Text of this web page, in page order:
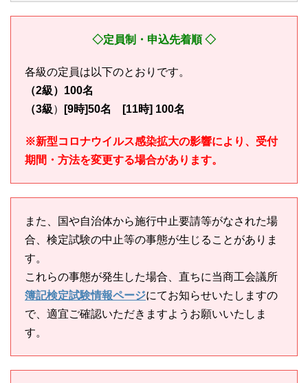
◇定員制・申込先着順 ◇
各級の定員は以下のとおりです。
（2級）100名
（3級） [9時]50名 [11時] 100名
※新型コロナウイルス感染拡大の影響により、受付
期間・方法を変更する場合があります。
また、国や自治体から施行中止要請等がなされた場
合、検定試験の中止等の事態が生じることがありま
す。
これらの事態が発生した場合、直ちに当商工会議所
簿記検定試験情報ページにてお知らせいたしますの
で、適宜ご確認いただきますようお願いいたしま
す。